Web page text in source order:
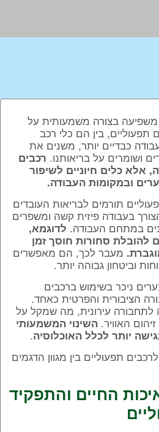
משפיעה בצורה משמעותית על
תפעוליים, בין הם כלי רכב
כבדיים יותר, משנים את
ושומרים על בריאותנו. רכבים
אלא כלים חיוניים לשיפור
ובמקומות העבודה.
תורמים לבריאות העובדים
בעבודה פיזית קשה ומשפרים
במתחם העבודה. לדוגמא,
להובלת סחורות חוסך זמן
מעבר לכך, הם מאפשרים
וביטחון גבוהה יותר.
ניכר בשימוש ברכבים
הציבורית והפרטית כאחד.
עירונית, מה שמקל על
האוויר. השינוי המשמעותי
יותר לכלל האוכלוסיה.
לרכבים תפעוליים בין מגוון הדגמים
החיים והתפקיד